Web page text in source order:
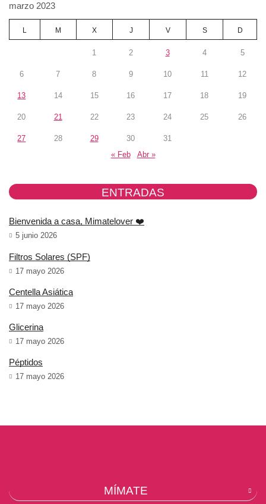
marzo 2023
L M X J V S D
1 2 3 4 5
6 7 8 9 10 11 12
13 14 15 16 17 18 19
20 21 22 23 24 25 26
27 28 29 30
31
« Feb
Abr »
ENTRADAS
Bienvenida a casa, Mimatelover ❤️
5 junio 2026
Filtros Solares (SPF)
17 mayo 2026
Centella Asiática
17 mayo 2026
Glicerina
17 mayo 2026
Péptidos
17 mayo 2026
MÍMATE